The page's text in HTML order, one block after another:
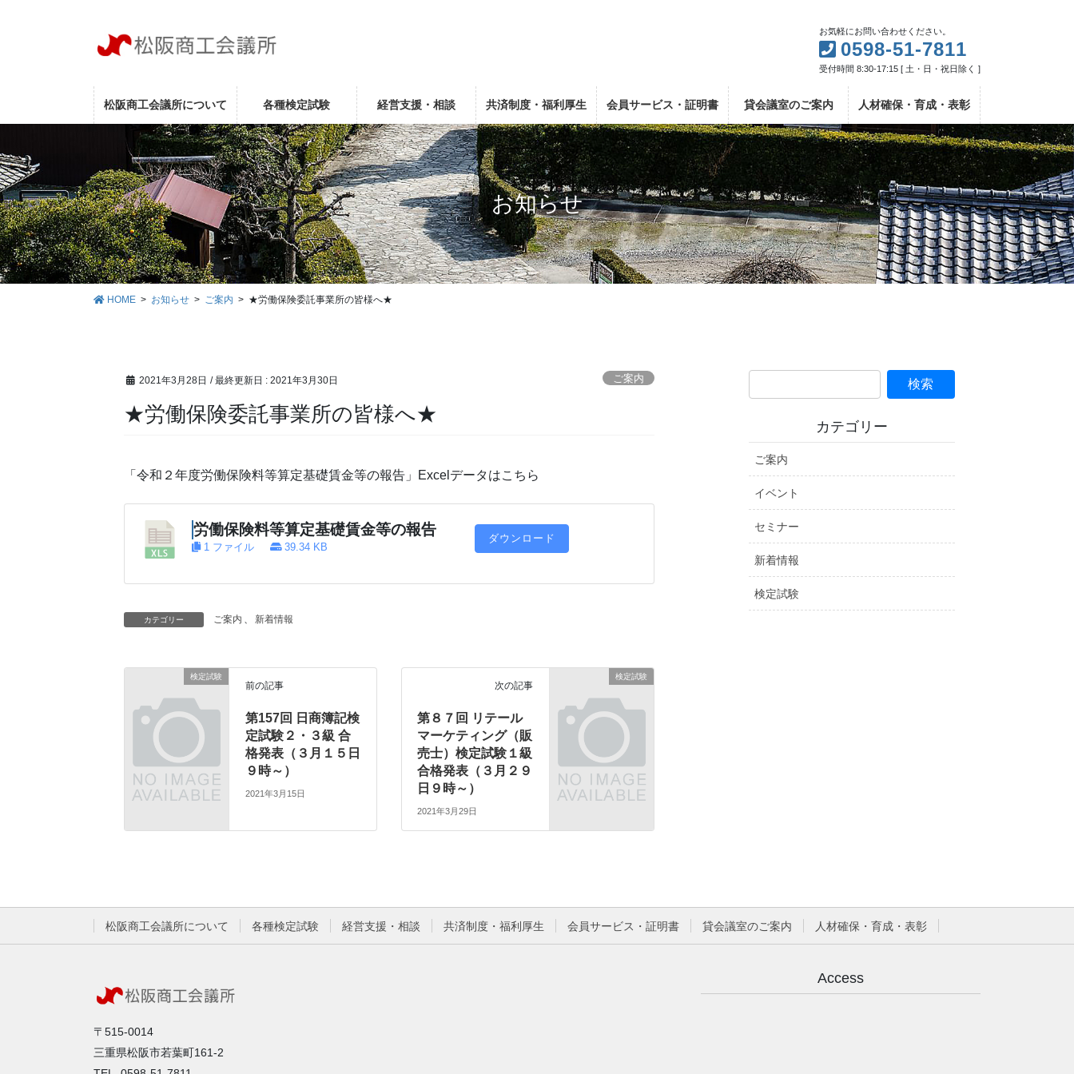
移
ン
移
動
お気軽にお問い合わせください。
0598-51-7811
受付時間 8:30-17:15 [ 土・日・祝日除く ]
松阪商工会議所について 各種検定試験 経営支援・相談 共済制度・福利厚生 会員サービス・証明書 貸会議室のご案内 人材確保・育成・表彰
お知らせ
HOME お知らせ ご案内 ★労働保険委託事業所の皆様へ★
2021年3月28日 / 最終更新日 :2021年3月30日 ご案内
★労働保険委託事業所の皆様へ★
「令和２年度労働保険料等算定基礎賃金等の報告」Excelデータはこちら
労働保険料等算定基礎賃金等の報告
1 ファイル 39.34 KB
ダウンロード
カテゴリー ご案内 新着情報
検定試験
前の記事
第157回 日商簿記検
定試験２・３級 合
格発表（３月１５日
９時～）
2021年3月15日
検定試験
次の記事
第８７回 リテール
マーケティング（販
売士）検定試験１級
合格発表（３月２９
日９時～）
2021年3月29日
カテゴリー
ご案内
イベント
セミナー
新着情報
検定試験
松阪商工会議所について 各種検定試験 経営支援・相談 共済制度・福利厚生 会員サービス・証明書 貸会議室のご案内 人材確保・育成・表彰
〒515-0014
三重県松阪市若葉町161-2
Access